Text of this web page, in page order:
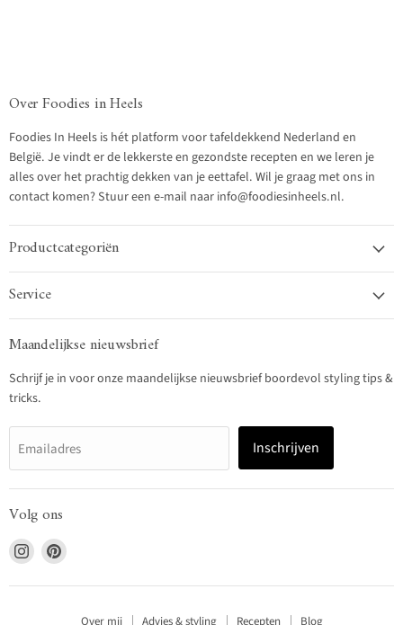
Over Foodies in Heels
Foodies In Heels is hét platform voor tafeldekkend Nederland en
België. Je vindt er de lekkerste en gezondste recepten en we leren je
alles over het prachtig dekken van je eettafel. Wil je graag met ons in
contact komen? Stuur een e-mail naar info@foodiesinheels.nl.
Productcategoriën
Service
Maandelijkse nieuwsbrief
Schrijf je in voor onze maandelijkse nieuwsbrief boordevol styling tips &
tricks.
Emailadres Inschrijven
Volg ons
Vind
ons
op
Vind
op
Over mij Advies & styling Recepten Blog